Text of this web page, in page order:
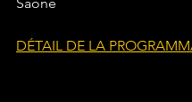
DÉTAIL DE LA